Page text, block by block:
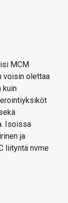
MCM
voisin olettaa
kuin
Isoissa
ja
liityntä nvme